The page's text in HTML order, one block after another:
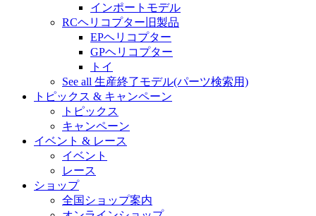
インポートモデル
RCヘリコプター旧製品
EPヘリコプター
GPヘリコプター
トイ
See all 生産終了モデル(パーツ検索用)
トピックス & キャンペーン
トピックス
キャンペーン
イベント & レース
イベント
レース
ショップ
全国ショップ案内